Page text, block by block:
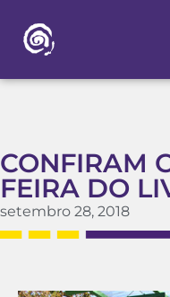
CONFIRAM
FEIRA DO
setembro 28, 2018